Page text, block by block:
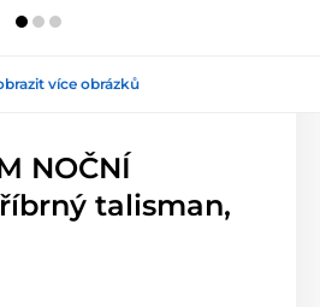
více obrázků
NOČNÍ
talisman,